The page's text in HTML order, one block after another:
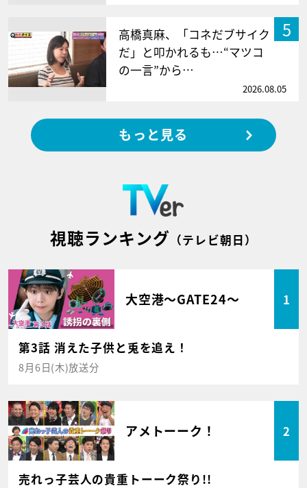
5
高橋真麻、「コネだブサイク
だ」と叩かれるも…“マツコ
の一言”から…
2026.08.05
もっと見る
視聴ランキング （テレビ朝日）
大空港～GATE24～ 1
第3話 消えた子供と兎を追え！
8月6日(木)放送分
アメトーーク！ 2
売れっ子芸人の貴重トーーク祭り!!